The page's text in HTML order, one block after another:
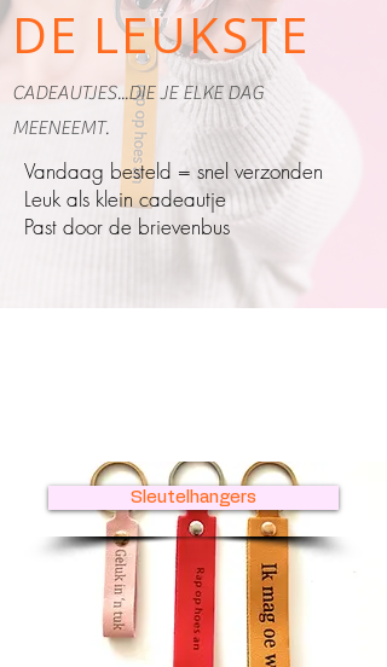
DE LEUKSTE
CADEAUTJES...DIE JE ELKE DAG
MEENEEMT.
Vandaag besteld = snel verzonden
Leuk als klein cadeautje
Past door de brievenbus
Sleutelhangers